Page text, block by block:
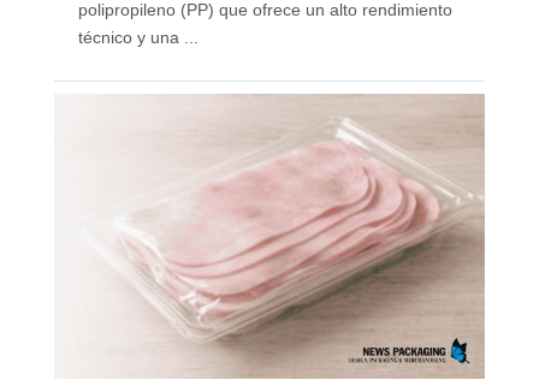
polipropileno (PP) que ofrece un alto rendimiento
técnico y una ...